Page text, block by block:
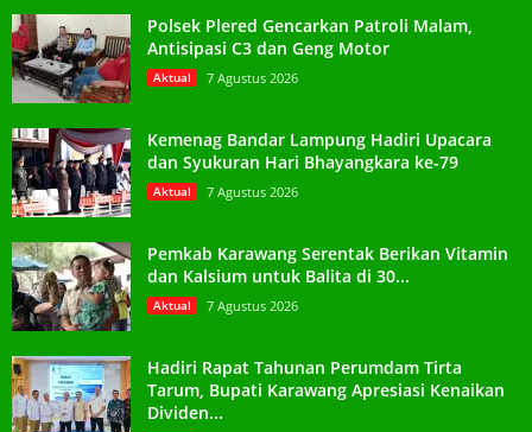
Polsek Plered Gencarkan Patroli Malam,
Antisipasi C3 dan Geng Motor
Aktual 7 Agustus 2026
Kemenag Bandar Lampung Hadiri Upacara
dan Syukuran Hari Bhayangkara ke-79
Aktual 7 Agustus 2026
Pemkab Karawang Serentak Berikan Vitamin
dan Kalsium untuk Balita di 30...
Aktual 7 Agustus 2026
Hadiri Rapat Tahunan Perumdam Tirta
Tarum, Bupati Karawang Apresiasi Kenaikan
Dividen...